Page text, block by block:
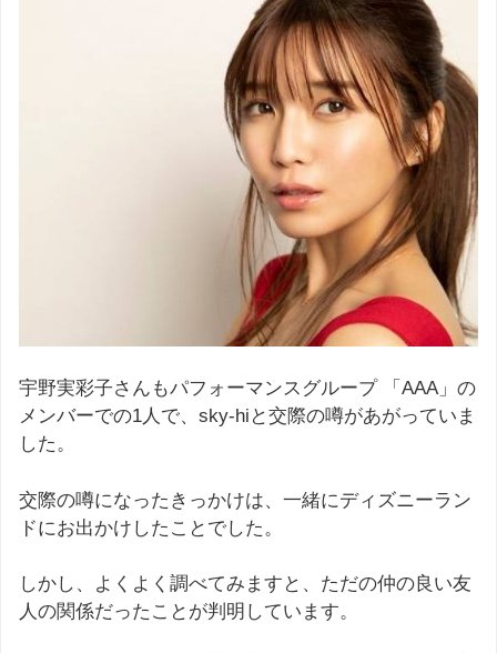
宇野実彩子さんもパフォーマンスグループ 「AAA」の
メンバーでの1人で、sky-hiと交際の噂があがっていま
した。
交際の噂になったきっかけは、一緒にディズニーラン
ドにお出かけしたことでした。
しかし、よくよく調べてみますと、ただの仲の良い友
人の関係だったことが判明しています。